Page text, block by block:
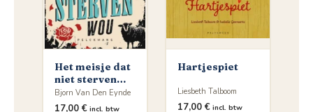
Het meisje dat
niet sterven
wou
Bjorn Van Den Eynde
17,00 € incl. btw
Hartjespiet
Liesbeth Talboom
17,00 € incl. btw